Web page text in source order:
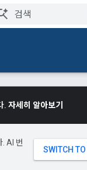
. 자세히 알아보기
AI 번